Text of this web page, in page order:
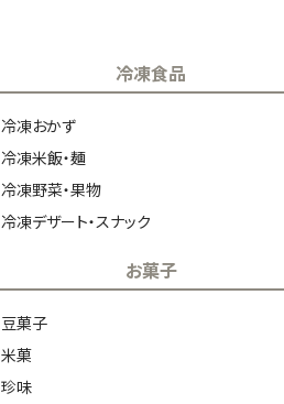
冷凍食品
冷凍おかず
冷凍米飯・麺
冷凍野菜・果物
冷凍デザート・スナック
お菓子
豆菓子
米菓
珍味